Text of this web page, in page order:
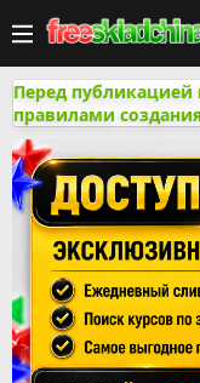
Перед публикацией
правилами